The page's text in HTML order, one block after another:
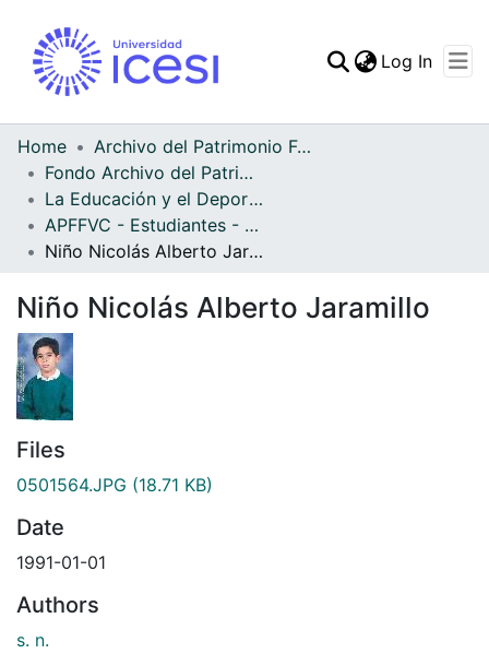
Log In
Home
Archivo del Patrimonio Fotográfico y Fílmico del Valle del Cauca
Fondo Archivo del Patrimonio Fotográfico y Fílmico del Valle del Cauca
La Educación y el Deporte
APFFVC - Estudiantes - Patrimonial
Niño Nicolás Alberto Jaramillo
Niño Nicolás Alberto Jaramillo
Files
0501564.JPG (18.71 KB)
Date
1991-01-01
Authors
s. n.